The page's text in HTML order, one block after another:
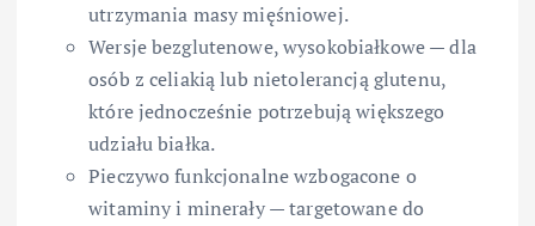
utrzymania masy mięśniowej.
Wersje bezglutenowe, wysokobiałkowe — dla
osób z celiakią lub nietolerancją glutenu,
które jednocześnie potrzebują większego
udziału białka.
Pieczywo funkcjonalne wzbogacone o
witaminy i minerały — targetowane do